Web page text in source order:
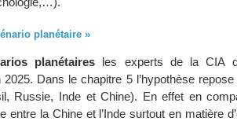
planétaire »
planétaires les experts de la CIA
Dans le chapitre 5 l’hypothèse
Russie, Inde et Chine). En effet en
entre la Chine et l’Inde surtout en matière